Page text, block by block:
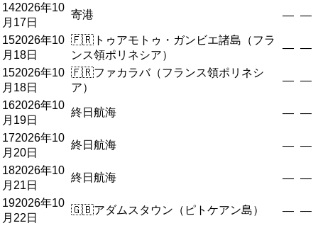
142026年10
月17日
寄港 — —
152026年10
月18日
🇫🇷 トゥアモトゥ・ガンビエ諸島（フラ
ンス領ポリネシア）
— —
152026年10
月18日
🇫🇷ファカラバ（フランス領ポリネシ
ア）
— —
162026年10
月19日
終日航海 — —
172026年10
月20日
終日航海 — —
182026年10
月21日
終日航海 — —
192026年10
月22日
🇬🇧アダムスタウン（ピトケアン島） — —